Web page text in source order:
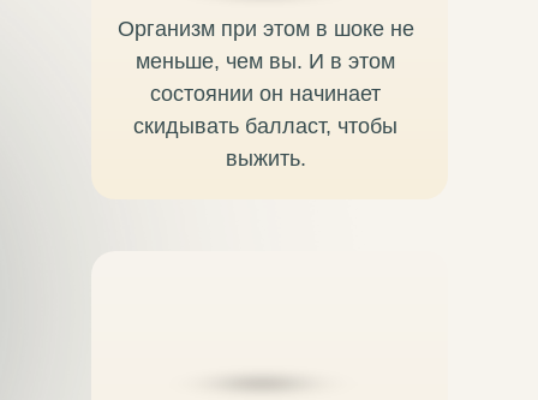
Организм при этом в шоке не
меньше, чем вы. И в этом
состоянии он начинает
скидывать балласт, чтобы
выжить.